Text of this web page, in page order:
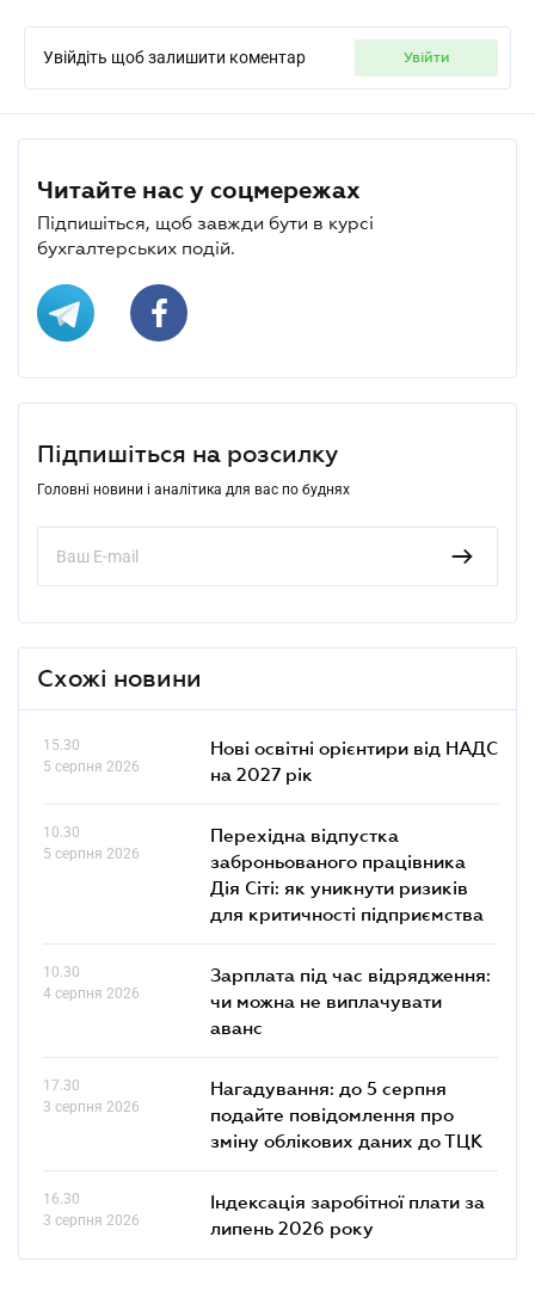
Увійдіть щоб залишити коментар увійти
Читайте нас у соцмережах
Підпишіться, щоб завжди бути в курсі
бухгалтерських подій.
Підпишіться на розсилку
Головні новини і аналітика для вас по буднях
Схожі новини
15.30
5 серпня 2026
Нові освітні орієнтири від НАДС
на 2027 рік
10.30
5 серпня 2026
Перехідна відпустка
заброньованого працівника
Дія Сіті: як уникнути ризиків
для критичності підприємства
10.30
4 серпня 2026
Зарплата під час відрядження:
чи можна не виплачувати
аванс
17.30
3 серпня 2026
Нагадування: до 5 серпня
подайте повідомлення про
зміну облікових даних до ТЦК
16.30
3 серпня 2026
Індексація заробітної плати за
липень 2026 року